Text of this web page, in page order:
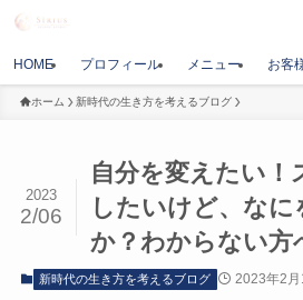
HOME プロフィール メニュー お客
ホーム 新時代の生き方を考えるブログ
自分を変えたい！
したいけど、な
か？わからない方
2023
2/06
新時代の生き方を考えるブログ 2023年2月